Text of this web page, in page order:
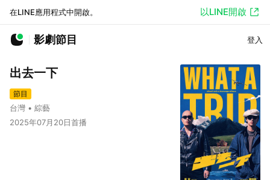
在LINE應用程式中開啟。 以LINE開啟
影劇節目 登入
出去一下
節目
台灣 • 綜藝
2025年07月20日首播